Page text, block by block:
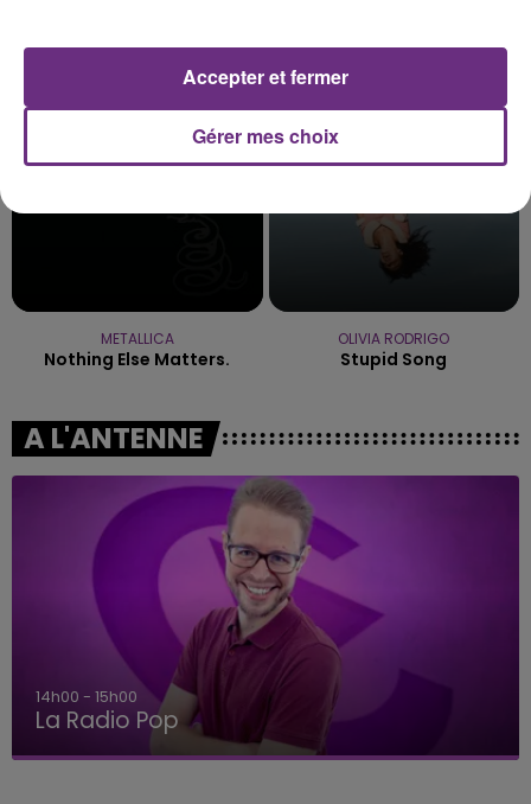
METALLICA
Nothing Else Matters.
OLIVIA RODRIGO
Stupid Song
A L'ANTENNE
14h00 - 15h00
La Radio Pop
Gérer mes choix
Accepter et fermer